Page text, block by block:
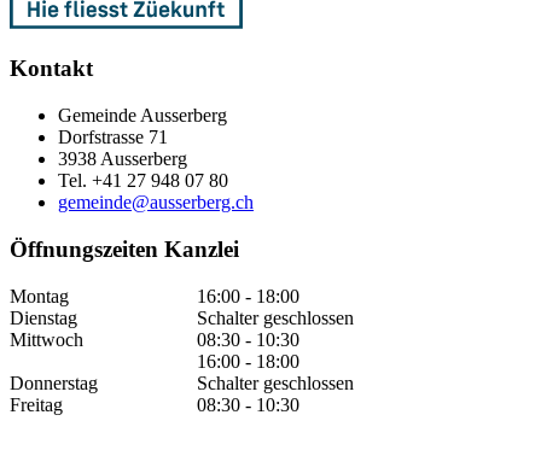
Kontakt
Gemeinde Ausserberg
Dorfstrasse 71
3938 Ausserberg
Tel. +41 27 948 07 80
gemeinde@ausserberg.ch
Öffnungszeiten Kanzlei
Montag
16:00 - 18:00
Dienstag
Schalter geschlossen
Mittwoch
08:30 - 10:30
16:00 - 18:00
Donnerstag
Schalter geschlossen
Freitag
08:30 - 10:30